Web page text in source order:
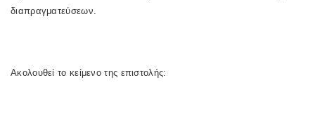
διαπραγματεύσεων.
Ακολουθεί το κείμενο της επιστολής: